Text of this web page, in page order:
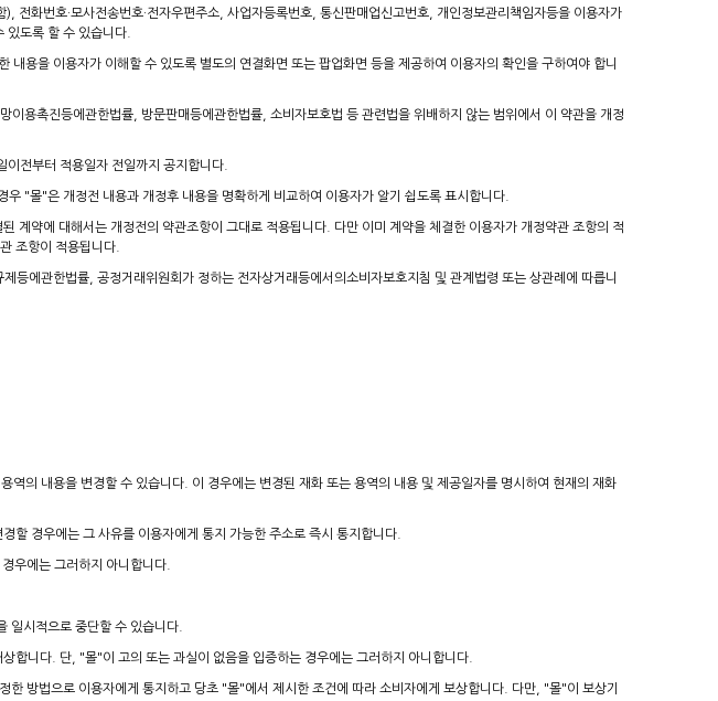
화번호·모사전송번호·전자우편주소, 사업자등록번호, 통신판매업신고번호, 개인정보관리책임자등을 이용자가
도록 할 수 있습니다.
용을 이용자가 이해할 수 있도록 별도의 연결화면 또는 팝업화면 등을 제공하여 이용자의 확인을 구하여야 합니
용촉진등에관한법률, 방문판매등에관한법률, 소비자보호법 등 관련법을 위배하지 않는 범위에서 이 약관을 개정
전부터 적용일자 전일까지 공지합니다.
"몰"은 개정전 내용과 개정후 내용을 명확하게 비교하여 이용자가 알기 쉽도록 표시합니다.
약에 대해서는 개정전의 약관조항이 그대로 적용됩니다. 다만 이미 계약을 체결한 이용자가 개정약관 조항의 적
조항이 적용됩니다.
에관한법률, 공정거래위원회가 정하는 전자상거래등에서의소비자보호지침 및 관계법령 또는 상관례에 따릅니
의 내용을 변경할 수 있습니다. 이 경우에는 변경된 재화 또는 용역의 내용 및 제공일자를 명시하여 현재의 재화
경우에는 그 사유를 이용자에게 통지 가능한 주소로 즉시 통지합니다.
우에는 그러하지 아니합니다.
일시적으로 중단할 수 있습니다.
니다. 단, "몰"이 고의 또는 과실이 없음을 입증하는 경우에는 그러하지 아니합니다.
방법으로 이용자에게 통지하고 당초 "몰"에서 제시한 조건에 따라 소비자에게 보상합니다. 다만, "몰"이 보상기